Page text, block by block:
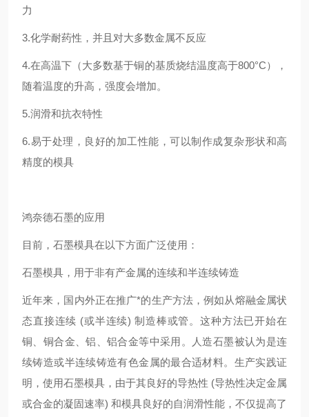
力
3.化学耐药性，并且对大多数金属不反应
4.在高温下（大多数基于铜的基质烧结温度高于800°C），
随着温度的升高，强度会增加。
5.润滑和抗衣特性
6.易于处理，良好的加工性能，可以制作成复杂形状和高
精度的模具
鸿奈德石墨的应用
目前，石墨模具在以下方面广泛使用：
石墨模具，用于非有产金属的连续和半连续铸造
近年来，国内外正在推广*的生产方法，例如从熔融金属状
态直接连续 (或半连续) 制造棒或管。这种方法已开始在
铜、铜合金、铝、铝合金等中采用。人造石墨被认为是连
续铸造或半连续铸造有色金属的最合适材料。生产实践证
明，使用石墨模具，由于其良好的导热性 (导热性决定金属
或合金的凝固速率) 和模具良好的自润滑性能，不仅提高了